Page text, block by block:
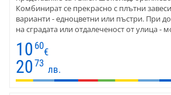
Комбинират се прекрасно с плътни
варианти - едноцветни или пъстри. При
на сградата или отдалеченост от улица -
без плътна завеса или щори. Цената на
готово за окачване, с перделък.
10 60
€
2073
лв.